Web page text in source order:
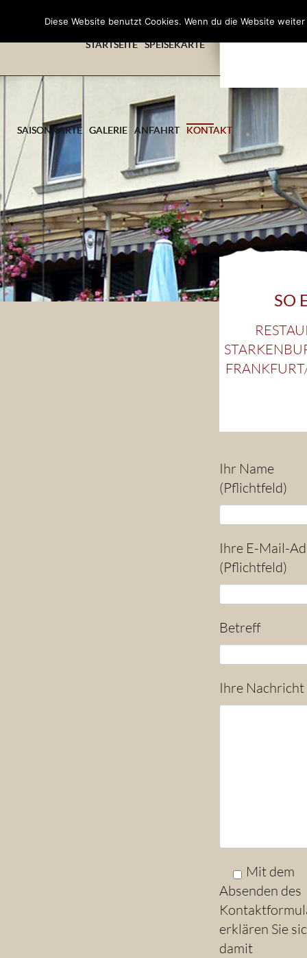
STARTSEITE SPEISEKARTE
SAISONKARTE GALERIE ANFAHRT KONTAKT
SO
ANKFURT/
Ihr Name
(Pflichtfeld)
Ihre E-Mail-
(Pflichtfeld)
Betreff
Ihre Nachricht
Mit dem
Absenden des
erklären Sie
damit
Diese Website benutzt Cookies. Wenn du die Website